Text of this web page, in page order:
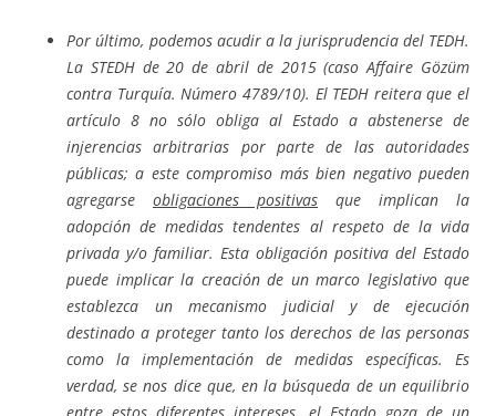
Por último, podemos acudir a la jurisprudencia del TEDH.
La STEDH de 20 de abril de 2015 (caso Affaire Gözüm
contra Turquía. Número 4789/10). El TEDH reitera que el
artículo 8 no sólo obliga al Estado a abstenerse de
injerencias arbitrarias por parte de las autoridades
públicas; a este compromiso más bien negativo pueden
agregarse obligaciones positivas que implican la
adopción de medidas tendentes al respeto de la vida
privada y/o familiar. Esta obligación positiva del Estado
puede implicar la creación de un marco legislativo que
establezca un mecanismo judicial y de ejecución
destinado a proteger tanto los derechos de las personas
como la implementación de medidas específicas. Es
verdad, se nos dice que, en la búsqueda de un equilibrio